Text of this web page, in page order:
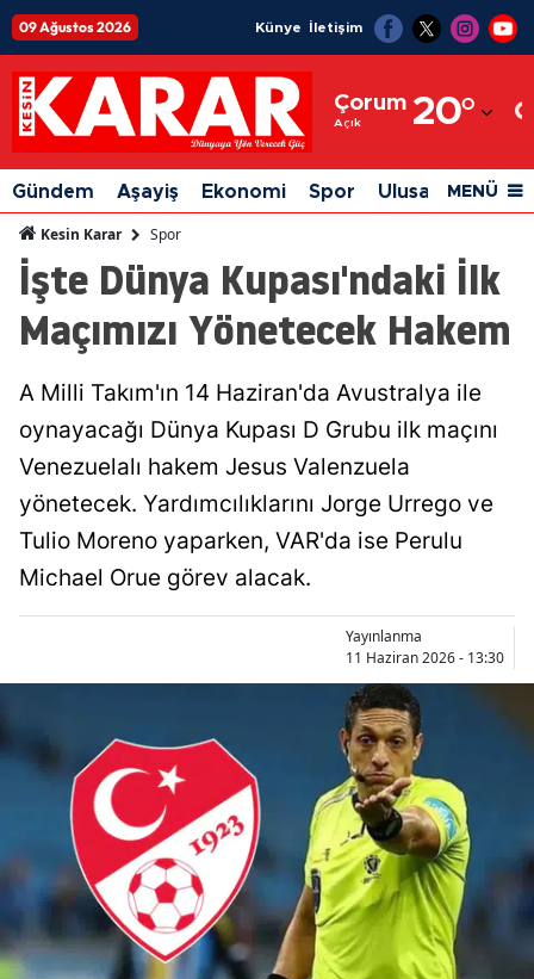
09 Ağustos 2026 Künye İletişim
Çorum
Açık 20°
Adıyaman
Afyonkarahisar
Ağrı
Amasya
Ankara
Aydın
Balıkesir
Bitlis
Bolu
Burdur
Bursa
Çanakkale
Çankırı
Çorum
Gündem Aşayiş Ekonomi Spor Ulusal Siyaset
MENÜ
Kesin Karar Spor
İşte Dünya Kupası'ndaki İlk
Maçımızı Yönetecek Hakem
A Milli Takım'ın 14 Haziran'da Avustralya ile
oynayacağı Dünya Kupası D Grubu ilk maçını
Venezuelalı hakem Jesus Valenzuela
yönetecek. Yardımcılıklarını Jorge Urrego ve
Tulio Moreno yaparken, VAR'da ise Perulu
Michael Orue görev alacak.
Yayınlanma
11 Haziran 2026 - 13:30